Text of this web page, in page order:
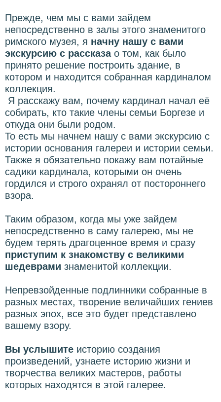
Прежде, чем мы с вами зайдем
непосредственно в залы этого знаменитого
римского музея, я начну нашу с вами
экскурсию с рассказао том, как было
принято решение построить здание, в
котором и находится собранная кардиналом
коллекция.
Я расскажу вам, почему кардинал начал её
собирать, кто такие члены семьи Боргезе и
откуда они были родом.
То есть мы начнем нашу с вами экскурсию с
истории основания галереи и истории семьи.
Также я обязательно покажу вам потайные
садики кардинала, которыми он очень
гордился и строго охранял от постороннего
взора.
Таким образом, когда мы уже зайдем
непосредственно в саму галерею, мы не
будем терять драгоценное время и сразу
приступим к знакомству с великими
шедеврами знаменитой коллекции.
Непревзойденные подлинники собранные в
разных местах, творение величайших гениев
разных эпох, все это будет представлено
вашему взору.
Вы услышите историю создания
произведений, узнаете историю жизни и
творчества великих мастеров, работы
которых находятся в этой галерее.